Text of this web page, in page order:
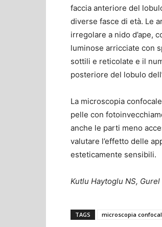
faccia anteriore del
diverse fasce di età. Le
irregolare a nido d’ape,
luminose arricciate con
sottili e reticolate e il
posteriore del lobulo
La microscopia
pelle con
anche le parti meno
valutare l’effetto delle
esteticamente sensibili.
Kutlu Haytoglu NS,
TAGS microscopia